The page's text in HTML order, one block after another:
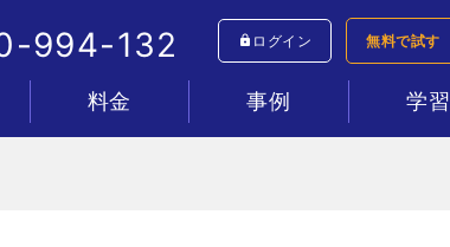
994-132 ログイン 無料で試す
ィ
料金
プラン&料金表
お支払い&料金シミュレーター
事例
すべて
コールセンター
インサイドセールス
テレワーク
新規事業
ネットショップ
学習
資料請求
マニュアル動画
ヘルプセンター